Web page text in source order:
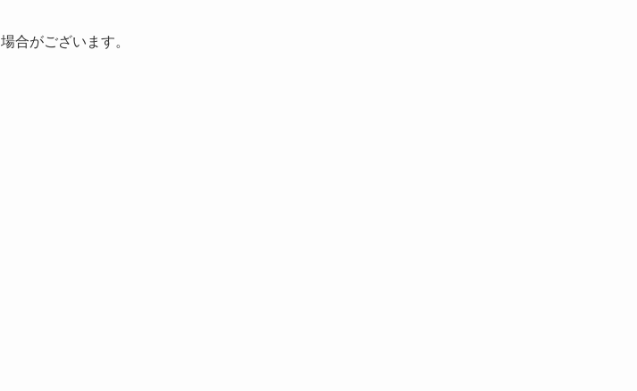
がございます。